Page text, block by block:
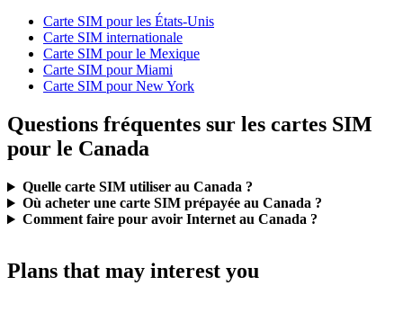
Carte SIM pour les États-Unis
Carte SIM internationale
Carte SIM pour le Mexique
Carte SIM pour Miami
Carte SIM pour New York
Questions fréquentes sur les cartes SIM
pour le Canada
Quelle carte SIM utiliser au Canada ?
Où acheter une carte SIM prépayée au Canada ?
Comment faire pour avoir Internet au Canada ?
Plans that may interest you